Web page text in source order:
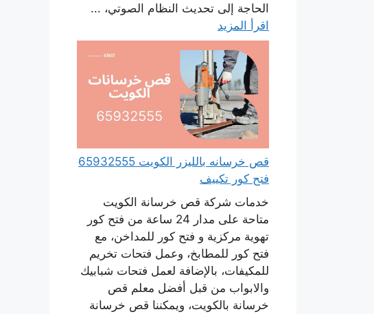
الحاجة إلى تحديث النظام الصوتي، ...
اقرأ المزيد
قص خرسانه بالليزر الكويت 65932555
فتح كور تكييف
خدمات شركة قص خرسانة الكويت
متاحة على مدار 24 ساعة من فتح كور
تهوية مركزية و فتح كور للمداخن، مع
فتح كور للمطابخ، وعمل فتحات تخريم
للمكيفات، بالإضافة لعمل فتحات شبابيك
والابواب من قبل أفضل معلم قص
خرسانة بالكويت، ويمكننا قص خرسانة